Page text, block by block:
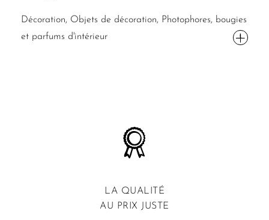
Décoration, Objets de décoration, Photophores, bougies
et parfums d'intérieur
LA QUALITÉ
AU PRIX JUSTE